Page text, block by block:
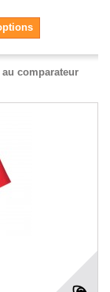
comparateur